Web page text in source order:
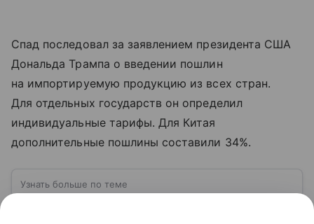
Спад последовал за заявлением президента США
Дональда Трампа о введении пошлин
на импортируемую продукцию из всех стран.
Для отдельных государств он определил
индивидуальные тарифы. Для Китая
дополнительные пошлины составили 34%.
Узнать больше по теме